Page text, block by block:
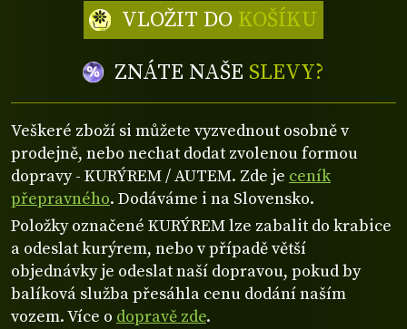
ZNÁTE NAŠE SLEVY?
VLOŽIT DO KOŠÍKU
Veškeré zboží si můžete vyzvednout osobně v
prodejně, nebo nechat dodat zvolenou formou
dopravy - KURÝREM / AUTEM. Zde je ceník
přepravného. Dodáváme i na Slovensko.
Položky označené KURÝREM lze zabalit do krabice
a odeslat kurýrem, nebo v případě větší
objednávky je odeslat naší dopravou, pokud by
balíková služba přesáhla cenu dodání naším
vozem. Více o dopravě zde.